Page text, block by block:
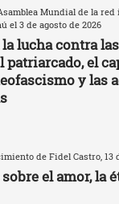
Mundial de la
el 3 de agosto de 2026
lucha contra
patriarcado, el
y las
de Fidel Castro, 13
el amor, la